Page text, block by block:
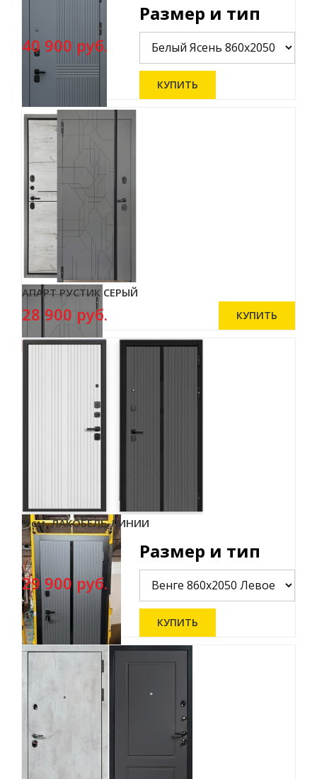
40 900 руб.
Размер и тип
АПАРТ РУСТИК СЕРЫЙ
28 900 руб.
9 см. ЛАКОБЕЛЬ ЛИНИИ
29 900 руб.
Размер и тип